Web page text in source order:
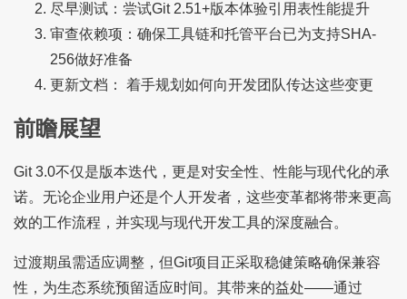
尽早测试：尝试Git 2.51+版本体验引用表性能提升
审查依赖项：确保工具链和托管平台已为支持SHA-
256做好准备
更新文档： 着手规划如何向开发团队传达这些变更
前瞻展望
Git 3.0不仅是版本迭代，更是对安全性、性能与现代化的承
诺。无论企业用户还是个人开发者，这些变革都将带来更高
效的工作流程，并实现与现代开发工具的深度融合。
过渡期虽需适应调整，但Git项目正采取稳健策略确保兼容
性，为生态系统预留适应时间。其带来的益处——通过